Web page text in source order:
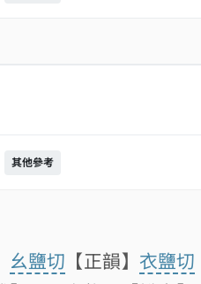
其他參考
幺鹽切 【正韻】 衣鹽切